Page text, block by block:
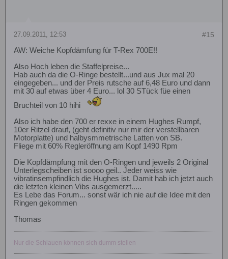
#15
27.09.2011, 12:53
AW: Weiche Kopfdämfung für T-Rex 700E!!
Also Hoch leben die Staffelpreise...
Hab auch da die O-Ringe bestellt...und aus Jux mal 20
eingegeben... und der Preis rutsche auf 6,48 Euro und dann
mit 30 auf etwas über 4 Euro... lol 30 STück füe einen
Bruchteil von 10 hihi
Also ich habe den 700 er rexxe in einem Hughes Rumpf,
10er Ritzel drauf, (geht definitiv nur mir der verstellbaren
Motorplatte) und halbysmmetrische Latten von SB.
Fliege mit 60% Regleröffnung am Kopf 1490 Rpm
Die Kopfdämpfung mit den O-Ringen und jeweils 2 Original
Unterlegscheiben ist soooo geil.. Jeder weiss wie
vibratinsempfindlich die Hughes ist. Damit hab ich jetzt auch
die letzten kleinen Vibs ausgemerzt.....
Es Lebe das Forum... sonst wär ich nie auf die Idee mit den
Ringen gekommen
Thomas
Nur die Schlauen können sich dumm stellen